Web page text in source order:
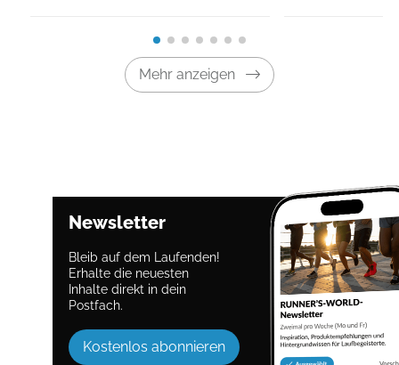
Mehr anzeigen
Newsletter
Bleib auf dem Laufenden!
Erhalte die neuesten
Inhalte direkt in dein
Postfach.
Kostenlos abonnieren